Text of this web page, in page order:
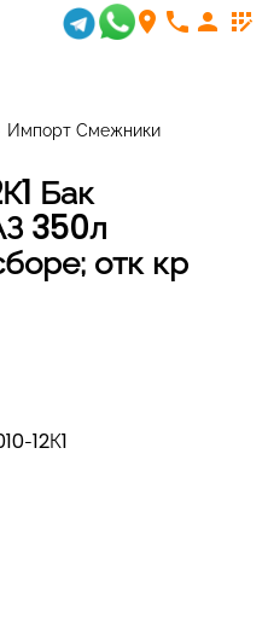
room phone person app_registration
Импорт Смежники
350л
отк кр
12К1